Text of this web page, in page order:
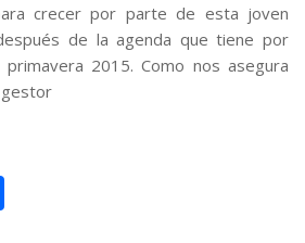
crecer por parte de esta joven
de la agenda que tiene por
2015. Como nos asegura
gestor